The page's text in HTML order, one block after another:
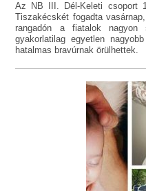
Az NB III. Dél-Keleti csoport
Tiszakécskét fogadta
rangadón a fiatalok nagyon
gyakorlatilag egyetlen
hatalmas bravúrnak örülhettek.